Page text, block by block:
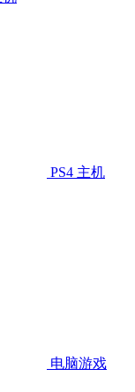
PS4 主机
电脑游戏